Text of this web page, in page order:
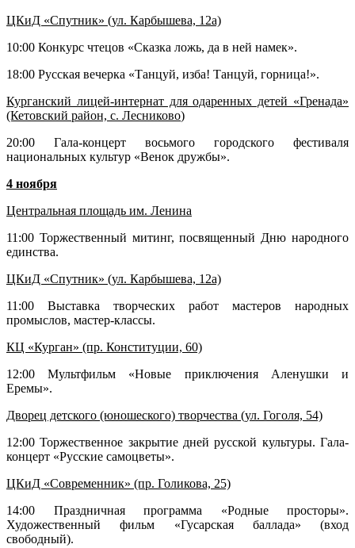
ЦКиД «Спутник» (ул. Карбышева, 12а)
10:00 Конкурс чтецов «Сказка ложь, да в ней намек».
18:00 Русская вечерка «Танцуй, изба! Танцуй, горница!».
Курганский лицей-интернат для одаренных детей «Гренада»
(Кетовский район, с. Лесниково)
20:00 Гала-концерт восьмого городского фестиваля
национальных культур «Венок дружбы».
4 ноября
Центральная площадь им. Ленина
11:00 Торжественный митинг, посвященный Дню народного
единства.
ЦКиД «Спутник» (ул. Карбышева, 12а)
11:00 Выставка творческих работ мастеров народных
промыслов, мастер-классы.
КЦ «Курган» (пр. Конституции, 60)
12:00 Мультфильм «Новые приключения Аленушки и
Еремы».
Дворец детского (юношеского) творчества (ул. Гоголя, 54)
12:00 Торжественное закрытие дней русской культуры. Гала-
концерт «Русские самоцветы».
ЦКиД «Современник» (пр. Голикова, 25)
14:00 Праздничная программа «Родные просторы».
Художественный фильм «Гусарская баллада» (вход
свободный).